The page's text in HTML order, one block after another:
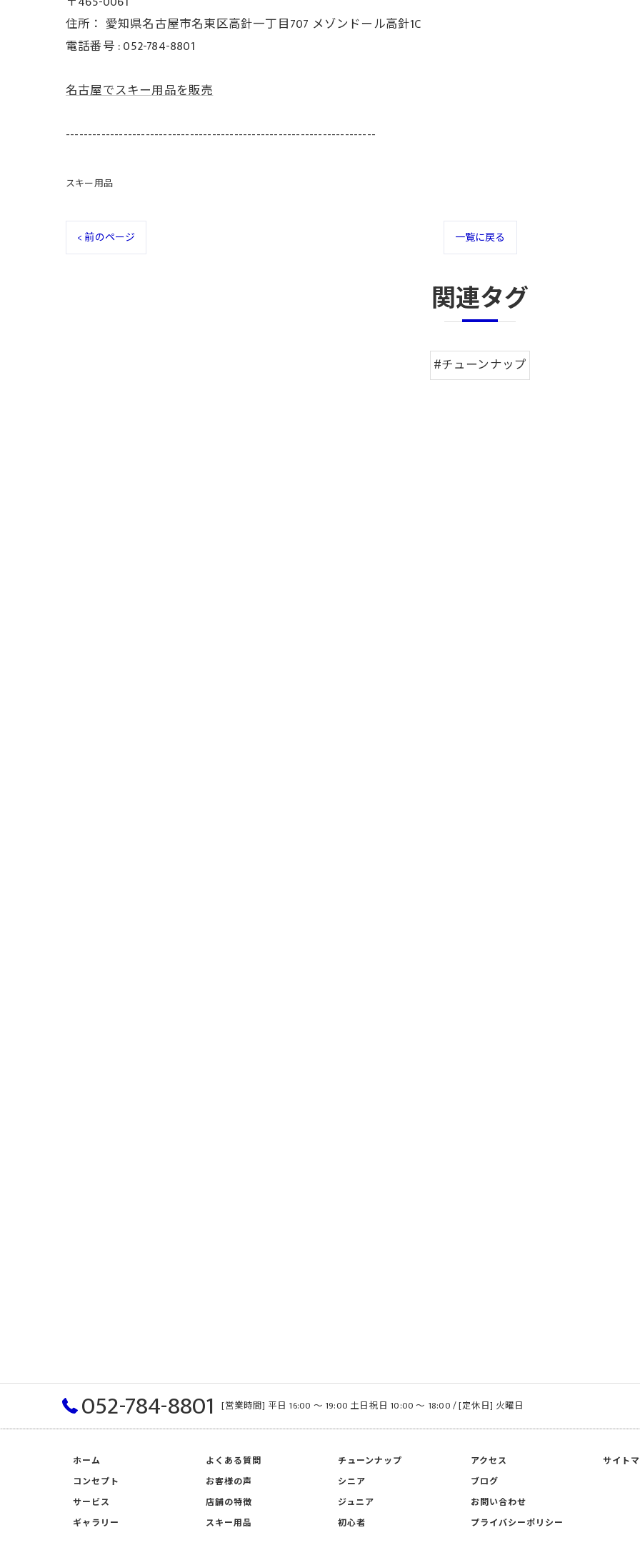
住所： 愛知県名古屋市名東区高針一丁目707 メゾンドール高針1C
電話番号 :052-784-8801
名古屋でスキー用品を販売
----------------------------------------------------------------------
スキー用品
< 前のページ 一覧に戻る
関連タグ
#チューンナップ
052-784-8801 [営業時間] 平日 16:00 〜 19:00 土日祝日 10:00 〜 18:00 / [定休日] 火曜日
ホーム
コンセプト
サービス
ギャラリー
よくある質問
お客様の声
店舗の特徴
スキー用品
チューンナップ
シニア
ジュニア
初心者
アクセス
ブログ
お問い合わせ
プライバシーポリシー
サイト